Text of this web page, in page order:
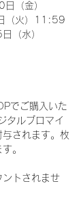
（金）
（火）11:59
（水）
でご購入いた
タルブロマイ
与されます。枚
。
トされませ